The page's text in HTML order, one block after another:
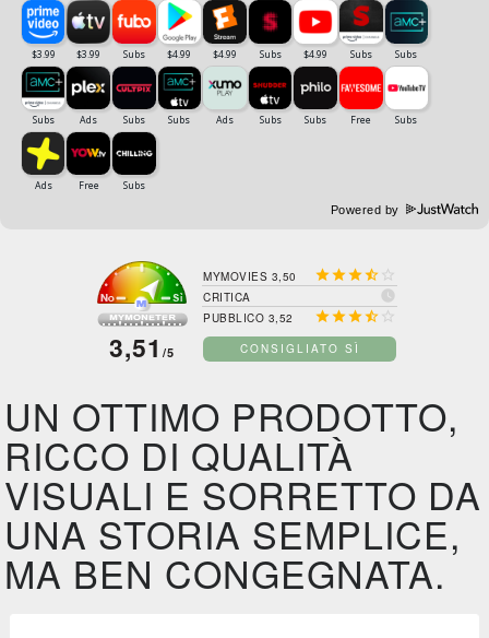
Powered by
3,51 /5
MYMOVIES 3,50  
CRITICA 
PUBBLICO 3,52  
CONSIGLIATO SÌ
UN OTTIMO PRODOTTO,
RICCO DI QUALITÀ
VISUALI E SORRETTO DA
UNA STORIA SEMPLICE,
MA BEN CONGEGNATA.